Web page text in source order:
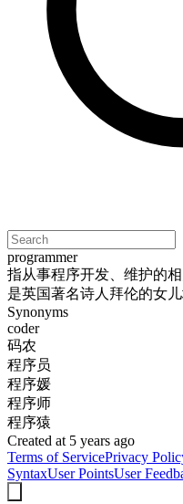
programmer
指从事程序开发、维护的
是英国著名诗人拜伦的女
Synonyms
coder
码农
程序员
程序媛
程序师
程序猿
Created at 5 years ago
Terms of ServicePrivacy
SyntaxUser PointsUser